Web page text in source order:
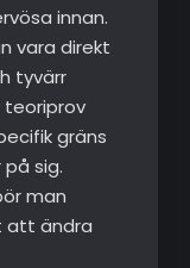
innan.
vara direkt
tyvärr
gräns
sig.
man
att ändra